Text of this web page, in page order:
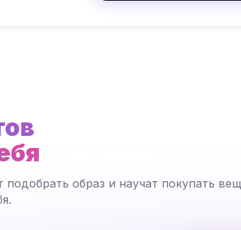
образ и научат покупать